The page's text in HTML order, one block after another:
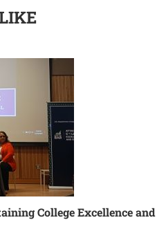
College Excellence and